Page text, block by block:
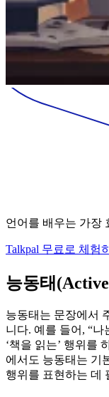
언어를 배우는 가장
Talkpal 무료로 체험
능동태
능동태는 문장에서
니다. 예를 들어, “나
‘책을 읽는’ 행위를
에서도 능동태는 기
행위를 표현하는 데